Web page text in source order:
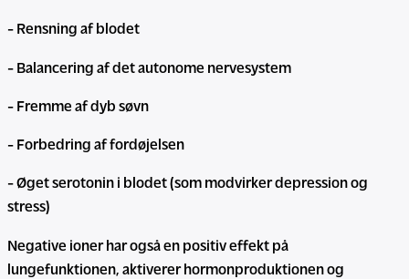
- Rensning af blodet
- Balancering af det autonome nervesystem
- Fremme af dyb søvn
- Forbedring af fordøjelsen
- Øget serotonin i blodet (som modvirker depression og
stress)
Negative ioner har også en positiv effekt på
lungefunktionen, aktiverer hormonproduktionen og